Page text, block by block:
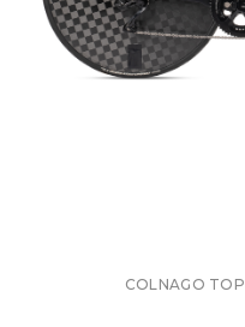
COLNAGO TOP